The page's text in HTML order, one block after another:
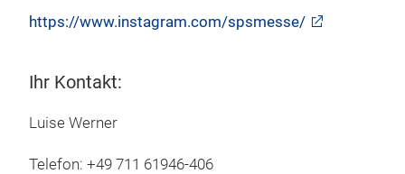
https://www.instagram.com/spsmesse/
Ihr Kontakt:
Luise Werner
Telefon: +49 711 61946-406